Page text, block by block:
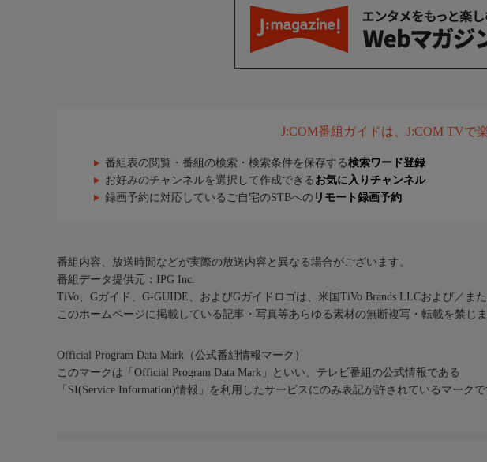
J:COM番組ガイドは、J:COM TVで
番組表の閲覧・番組の検索・検索条件を保存する検索ワード登録
お好みのチャンネルを選択して作成できる お気に入りチャンネル
録画予約に対応しているご自宅のSTBへの リモート録画予約
番組内容、放送時間などが実際の放送内容と異なる場合がございます。
番組データ提供元：IPG Inc.
TiVo、Gガイド、G-GUIDE、およびGガイドロゴは、米国TiVo Brands LLCおよび／ま
このホームページに掲載している記事・写真等あらゆる素材の無断複写・転載を禁じま
Official Program Data Mark（公式番組情報マーク）
このマークは「Official Program Data Mark」といい、テレビ番組の公式情報である
「SI(Service Information)情報」を利用したサービスにのみ表記が許されているマークで